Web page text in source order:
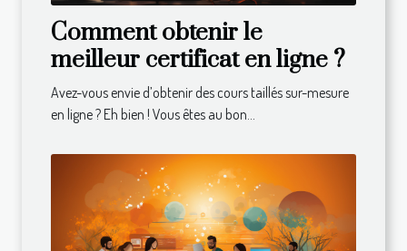
Comment obtenir le
meilleur certificat en ligne ?
Avez-vous envie d’obtenir des cours taillés sur-mesure
en ligne ? Eh bien ! Vous êtes au bon...